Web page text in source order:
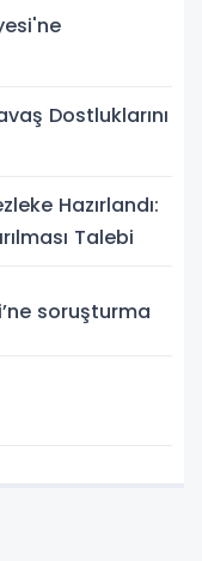
Dostluklarını
Hazırlandı:
Talebi
soruşturma